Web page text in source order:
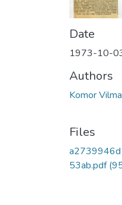
Date
1973-10-
Authors
Komor Vilma
Files
53ab.pdf